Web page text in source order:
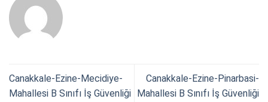
Canakkale-Ezine-Mecidiye-
Mahallesi B Sınıfı İş Güvenliği
Canakkale-Ezine-Pinarbasi-
Mahallesi B Sınıfı İş Güvenliği